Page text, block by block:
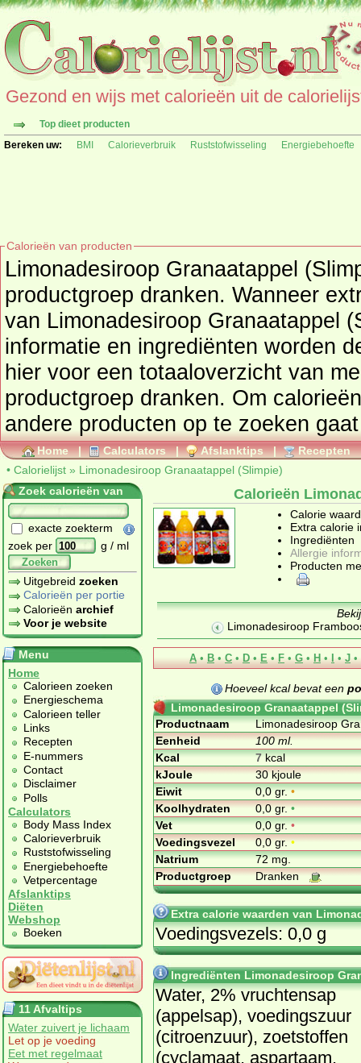
Gezond en wijs met calorieën uit de
Top dieet producten
Bereken uw:
BMI Calorieverbruik Ruststofwisseling Energiebehoefte
Calorieën van producten
Limonadesiroop Granaatappel
productgroep dranken. Wanneer
van Limonadesiroop Granaatappel
informatie en ingrediënten worden deze hieronder
hier voor een totaaloverzicht van meerdere
productgroep dranken. Om
andere
Home | Calculators | Afslanktips | Recepten
• Calorielijst » Limonadesiroop Granaatappel (Slimpie)
Zoek calorieën van
exacte zoekterm
zoek per
g / ml
Zoeken
Uitgebreid zoeken
Calorieën per portie
Calorieën archief
Voor je website
Menu
Home
Calorieen zoeken
Energieschema
Calorieen teller
Links
Recepten
E-nummers
Contact
Disclaimer
Polls
Calculators
Body Mass Index
Calorieverbruik
Ruststofwisseling
Energiebehoefte
Vetpercentage
Afslanktips
Diëten
Webshop
Boeken
11 Afvaltips
Water zuivert je lichaam
Let op je voeding
Eet met regelmaat
Calorieën
Calorie
Extra calorie
Ingrediënten
Allergie
Producten
Limonadesiroop
A • B • C • D • E • F • G • H • I • J •
Hoeveel kcal bevat een
Limonadesiroop Granaatappel
Productnaam
Limonadesiroop
Eenheid
100 ml.
Kcal
7kcal
kJoule
30 kjoule
Eiwit
0,0 gr.•
Koolhydraten
0,0 gr.•
Vet
0,0 gr.•
Voedingsvezel
0,0 gr.•
Natrium
72 mg.
Productgroep
Dranken
Extra calorie waarden van
Voedingsvezels: 0,0 g
Ingrediënten Limonadesiroop
Water, 2% vruchtensap
(appelsap), voedingszuur
(citroenzuur), zoetstoffen
(cyclamaat, aspartaam,